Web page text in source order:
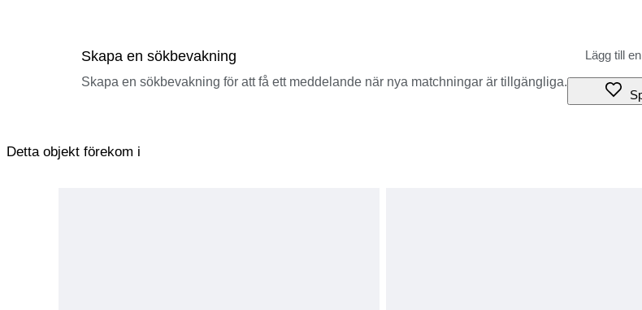
Skapa en sökbevakning
Skapa en sökbevakning för att få ett meddelande när nya matchningar är tillgängliga.
Detta objekt förekom i